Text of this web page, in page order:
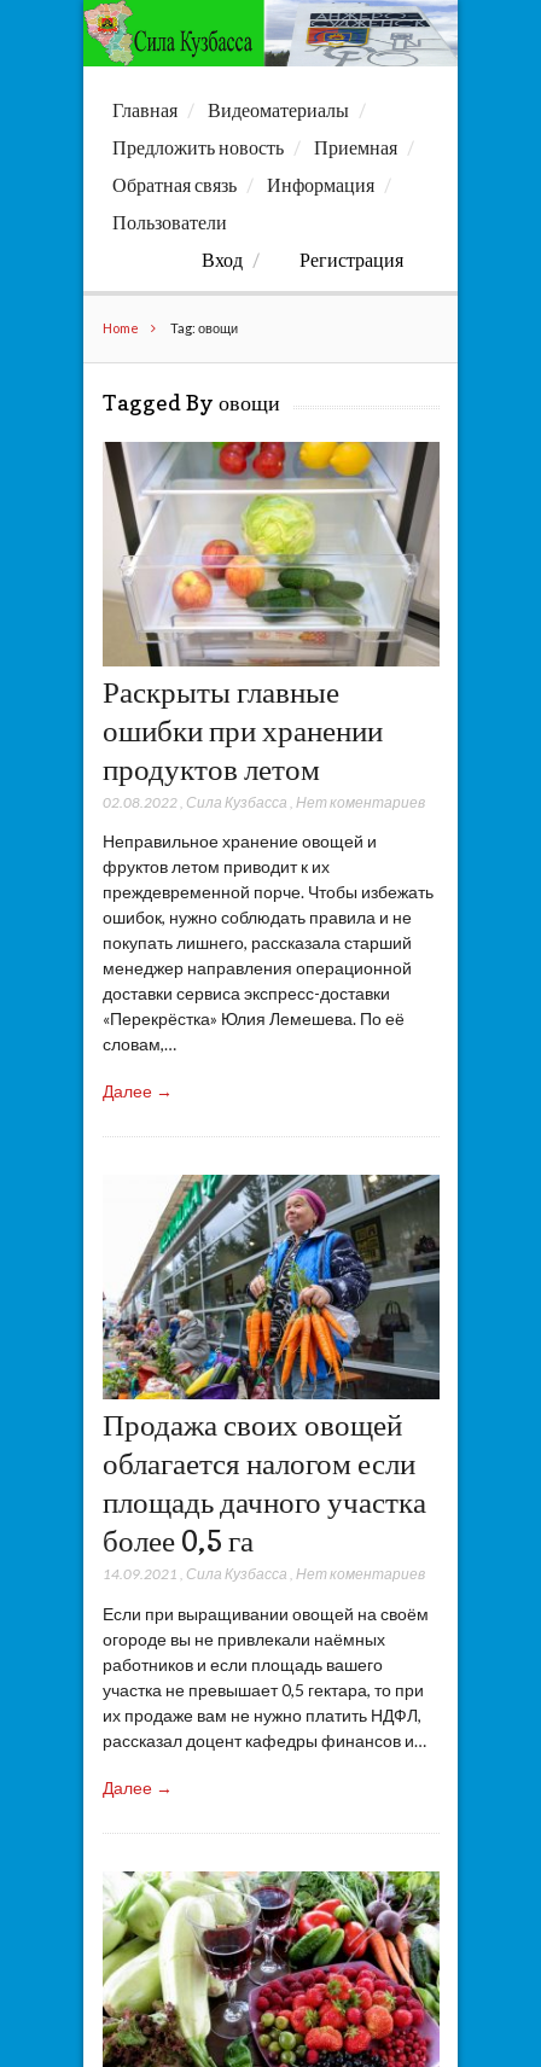
Главная
Видеоматериалы
Предложить новость
Приемная
Обратная связь
Информация
Пользователи
Вход
Регистрация
Home Tag: овощи
Tagged By овощи
Раскрыты главные
ошибки при хранении
продуктов летом
02.08.2022, Сила Кузбасса Нет коментариев
Неправильное хранение овощей и
фруктов летом приводит к их
преждевременной порче. Чтобы избежать
ошибок, нужно соблюдать правила и не
покупать лишнего, рассказала старший
менеджер направления операционной
доставки сервиса экспресс-доставки
«Перекрёстка» Юлия Лемешева. По её
словам,…
Далее →
Продажа своих овощей
облагается налогом если
площадь дачного участка
более 0,5 га
14.09.2021 , Сила Кузбасса , Нет коментариев
Если при выращивании овощей на своём
огороде вы не привлекали наёмных
работников и если площадь вашего
участка не превышает 0,5 гектара, то при
их продаже вам не нужно платить НДФЛ,
рассказал доцент кафедры финансов и…
Далее →